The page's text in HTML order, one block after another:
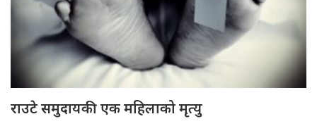
राउटे समुदायकी एक महिलाको मृत्यु